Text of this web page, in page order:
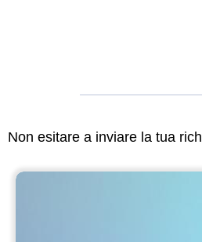
Non esitare a inviare la tua